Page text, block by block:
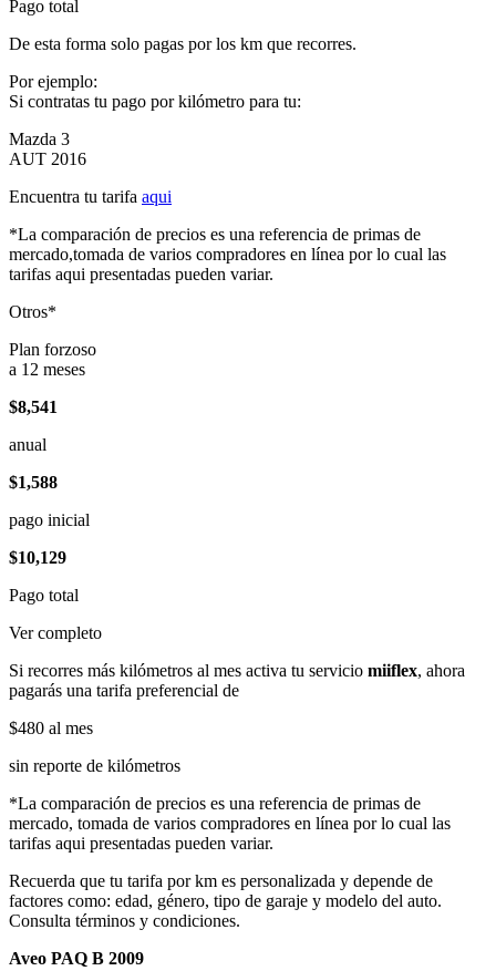
Pago total
De esta forma solo pagas por los km que recorres.
Por ejemplo:
Si contratas tu pago por kilómetro para tu:
Mazda 3
AUT 2016
Encuentra tu tarifa aqui
*La comparación de precios es una referencia de primas de
mercado,tomada de varios compradores en línea por lo cual las
tarifas aqui presentadas pueden variar.
Otros*
Plan forzoso
a 12 meses
$8,541
anual
$1,588
pago inicial
$10,129
Pago total
Ver completo
Si recorres más kilómetros al mes activa tu servicio miiflex, ahora
pagarás una tarifa preferencial de
$480 al mes
sin reporte de kilómetros
*La comparación de precios es una referencia de primas de
mercado, tomada de varios compradores en línea por lo cual las
tarifas aqui presentadas pueden variar.
Recuerda que tu tarifa por km es personalizada y depende de
factores como: edad, género, tipo de garaje y modelo del auto.
Consulta términos y condiciones.
Aveo PAQ B 2009